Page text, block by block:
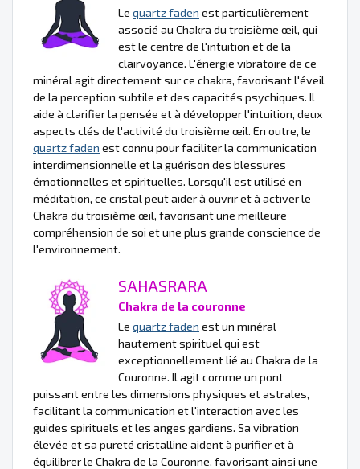
Le quartz faden est particulièrement
associé au Chakra du troisième œil, qui
est le centre de l'intuition et de la
clairvoyance. L'énergie vibratoire de ce
minéral agit directement sur ce chakra, favorisant l'éveil
de la perception subtile et des capacités psychiques. Il
aide à clarifier la pensée et à développer l'intuition, deux
aspects clés de l'activité du troisième œil. En outre, le
quartz faden est connu pour faciliter la communication
interdimensionnelle et la guérison des blessures
émotionnelles et spirituelles. Lorsqu'il est utilisé en
méditation, ce cristal peut aider à ouvrir et à activer le
Chakra du troisième œil, favorisant une meilleure
compréhension de soi et une plus grande conscience de
l'environnement.
SAHASRARA
Chakra de la couronne
Le quartz faden est un minéral
hautement spirituel qui est
exceptionnellement lié au Chakra de la
Couronne. Il agit comme un pont
puissant entre les dimensions physiques et astrales,
facilitant la communication et l'interaction avec les
guides spirituels et les anges gardiens. Sa vibration
élevée et sa pureté cristalline aident à purifier et à
équilibrer le Chakra de la Couronne, favorisant ainsi une